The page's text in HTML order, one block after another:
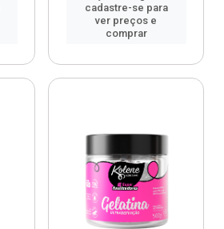
cadastre-se para
ver preços e
comprar